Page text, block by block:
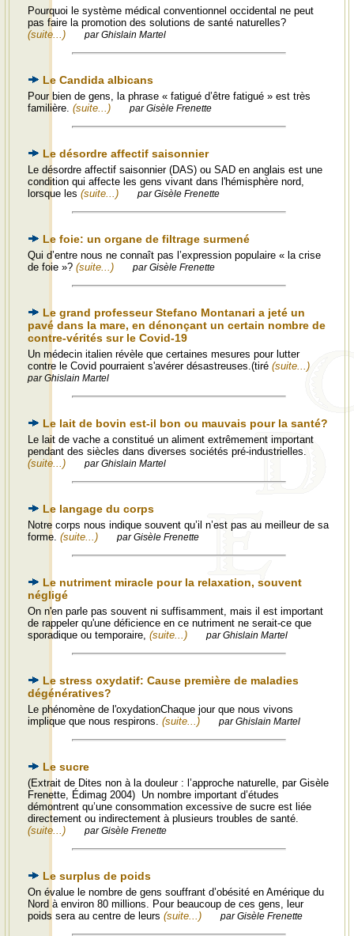
Pourquoi le système médical conventionnel occidental ne peut
pas faire la promotion des solutions de santé naturelles?
(suite...)
par Ghislain Martel
Le Candida albicans
Pour bien de gens, la phrase « fatigué d’être fatigué » est très
familière. (suite...) par Gisèle Frenette
Le désordre affectif saisonnier
Le désordre affectif saisonnier (DAS) ou SAD en anglais est une
condition qui affecte les gens vivant dans l'hémisphère nord,
lorsque les (suite...) par Gisèle Frenette
Le foie: un organe de filtrage surmené
Qui d’entre nous ne connaît pas l’expression populaire « la crise
de foie »? (suite...) par Gisèle Frenette
Le grand professeur Stefano Montanari a jeté un
pavé dans la mare, en dénonçant un certain nombre de
contre-vérités sur le Covid-19
Un médecin italien révèle que certaines mesures pour lutter
contre le Covid pourraient s'avérer désastreuses.(tiré (suite...)
par Ghislain Martel
Le lait de bovin est-il bon ou mauvais pour la santé?
Le lait de vache a constitué un aliment extrêmement important
pendant des siècles dans diverses sociétés pré-industrielles.
(suite...)
par Ghislain Martel
Le langage du corps
Notre corps nous indique souvent qu’il n’est pas au meilleur de sa
forme. (suite...) par Gisèle Frenette
Le nutriment miracle pour la relaxation, souvent
négligé
On n'en parle pas souvent ni suffisamment, mais il est important
de rappeler qu'une déficience en ce nutriment ne serait-ce que
sporadique ou temporaire, (suite...) par Ghislain Martel
Le stress oxydatif: Cause première de maladies
dégénératives?
Le phénomène de l'oxydationChaque jour que nous vivons
implique que nous respirons. (suite...) par Ghislain Martel
Le sucre
(Extrait de Dites non à la douleur : l’approche naturelle, par Gisèle
Frenette, Édimag 2004) Un nombre important d’études
démontrent qu’une consommation excessive de sucre est liée
directement ou indirectement à plusieurs troubles de santé.
(suite...)
par Gisèle Frenette
Le surplus de poids
On évalue le nombre de gens souffrant d’obésité en Amérique du
Nord à environ 80 millions. Pour beaucoup de ces gens, leur
poids sera au centre de leurs (suite...) par Gisèle Frenette